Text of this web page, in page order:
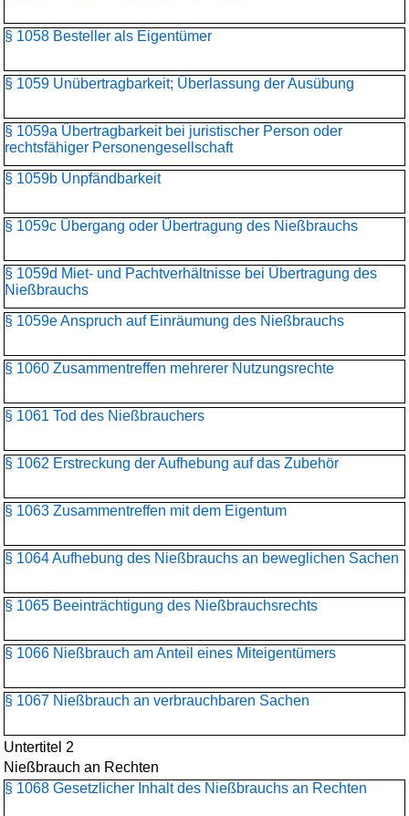
§ 1058 Besteller als Eigentümer
§ 1059 Unübertragbarkeit; Überlassung der Ausübung
§ 1059a Übertragbarkeit bei juristischer Person oder
rechtsfähiger Personengesellschaft
§ 1059b Unpfändbarkeit
§ 1059c Übergang oder Übertragung des Nießbrauchs
§ 1059d Miet- und Pachtverhältnisse bei Übertragung des
Nießbrauchs
§ 1059e Anspruch auf Einräumung des Nießbrauchs
§ 1060 Zusammentreffen mehrerer Nutzungsrechte
§ 1061 Tod des Nießbrauchers
§ 1062 Erstreckung der Aufhebung auf das Zubehör
§ 1063 Zusammentreffen mit dem Eigentum
§ 1064 Aufhebung des Nießbrauchs an beweglichen Sachen
§ 1065 Beeinträchtigung des Nießbrauchsrechts
§ 1066 Nießbrauch am Anteil eines Miteigentümers
§ 1067 Nießbrauch an verbrauchbaren Sachen
Untertitel 2
Nießbrauch an Rechten
§ 1068 Gesetzlicher Inhalt des Nießbrauchs an Rechten